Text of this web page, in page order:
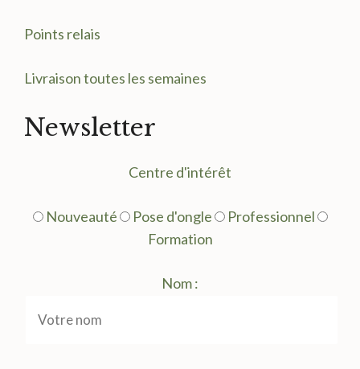
Points relais
Livraison toutes les semaines
Newsletter
Centre d'intérêt
Nouveauté Pose d'ongle
Professionnel
Formation
Nom :